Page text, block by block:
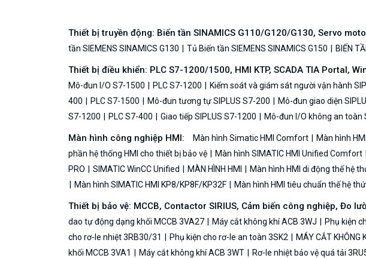
Thiết bị truyền động: Biến tần SINAMICS G110/G120/G130, Servo
tần SIEMENS SINAMICS G130
Tủ Biến tần SIEMENS SINAMICS G150 BIẾN
Thiết bị điều khiển: PLC S7-1200/1500, HMI KTP, SCADA TIA Portal,
Mô-đun I/O S7-1500
PLC S7-1200 Kiểm soát và giám sát người vận hành
400
PLC S7-1500 Mô-đun tương tự SIPLUS S7-200 Mô-đun giao diện
S7-1200
PLC S7-400 Giao tiếp SIPLUS S7-1200 Mô-đun I/O không an toàn
Màn hình công nghiệp HMI: Màn hình Simatic HMI Comfort Màn hình
phần hệ thống HMI cho thiết bị bảo vệ
Màn hình SIMATIC HMI Unified Comfort
PRO
SIMATIC WinCC Unified MÀN HÌNH HMI Màn hình HMI di động thế hệ
Màn hình SIMATIC HMI KP8/KP8F/KP32F
Màn hình HMI tiêu chuẩn thế hệ
Thiết bị bảo vệ: MCCB, Contactor SIRIUS, Cảm biến công nghiệp, Đo
dao tự động dạng khối MCCB 3VA27
Máy cắt không khí ACB 3WJ Phụ kiện
cho rơ-le nhiệt 3RB30/31
Phụ kiện cho rơ-le an toàn 3SK2 MÁY CẮT KHÔNG
khối MCCB 3VA1
Máy cắt không khí ACB 3WT Rơ-le nhiệt bảo vệ quá tải